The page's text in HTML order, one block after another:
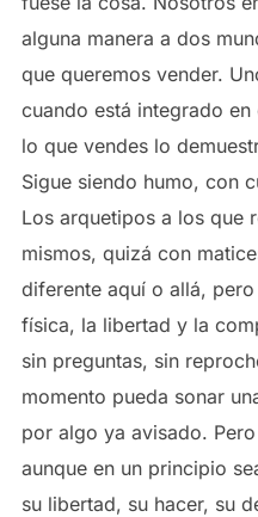
alguna manera a dos
que queremos vender.
cuando está integrado
lo que vendes lo
Sigue siendo humo, con
Los arquetipos a los que
mismos, quizá con
diferente aquí o allá,
física, la libertad y la
sin preguntas, sin
momento pueda sonar
por algo ya avisado.
aunque en un principio
su libertad, su hacer, su